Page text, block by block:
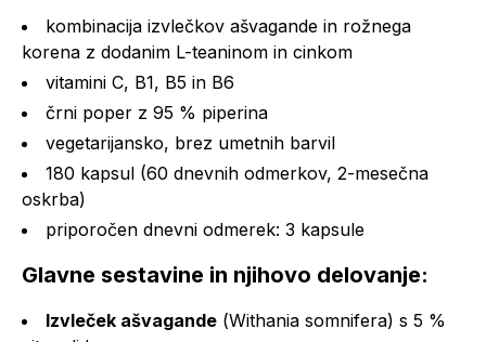
kombinacija izvlečkov ašvagande in rožnega
korena z dodanim L-teaninom in cinkom
vitamini C, B1, B5 in B6
črni poper z 95 % piperina
vegetarijansko, brez umetnih barvil
180 kapsul (60 dnevnih odmerkov, 2-mesečna
oskrba)
priporočen dnevni odmerek: 3 kapsule
Glavne sestavine in njihovo delovanje:
Izvleček ašvagande (Withania somnifera) s 5 %